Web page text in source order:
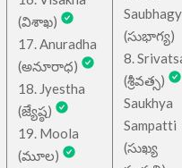
(విశాఖ)
17. Anuradha
(అనూరాధ)
18. Jyestha
(జ్యేష్ఠ)
19. Moola
(మూల)
(సుభాగ్య)
8.
(శ్రీవత్స)
Saukhya
Sampatti
(సుఖ్య